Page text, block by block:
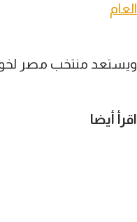
العام
ويستعد منتخب مصر لخوض غمار
اقرأ أيضا